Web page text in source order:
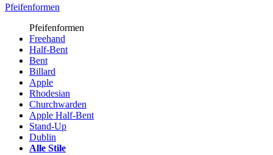
Pfeifenformen
Pfeifenformen
Freehand
Half-Bent
Bent
Billard
Apple
Rhodesian
Churchwarden
Apple Half-Bent
Stand-Up
Dublin
Alle Stile